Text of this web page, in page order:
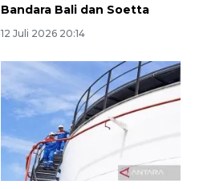
Bandara Bali dan Soetta
12 Juli 2026 20:14